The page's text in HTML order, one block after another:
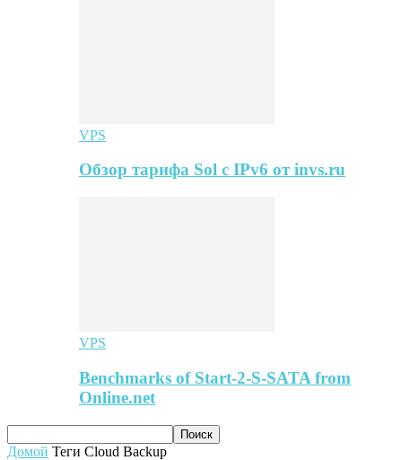
VPS
Обзор тарифа Sol с IPv6 от invs.ru
VPS
Benchmarks of Start-2-S-SATA from
Online.net
Домой Теги Cloud Backup